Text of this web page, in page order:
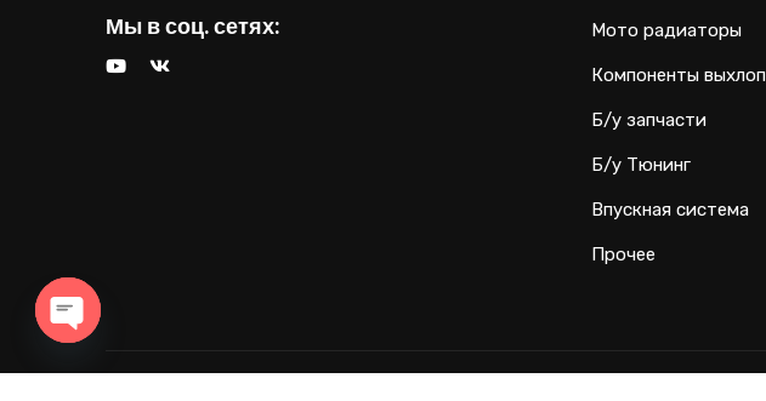
Мы в соц. сетях: Мото радиаторы
Компоненты
Б/у запчасти
Б/у Тюнинг
Впускная система
Прочее
OPEN CHATY